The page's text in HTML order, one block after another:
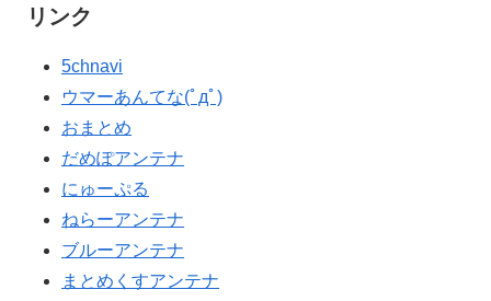
リンク
5chnavi
ウマーあんてな(ﾟдﾟ)
おまとめ
だめぽアンテナ
にゅーぷる
ねらーアンテナ
ブルーアンテナ
まとめくすアンテナ